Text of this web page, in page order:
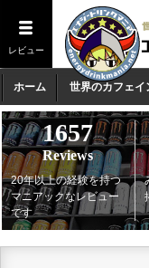
レビュー
ホーム 世界のカフェイ
1657
Reviews
20年以上の経験を持つ
マニアックなレビュー
です